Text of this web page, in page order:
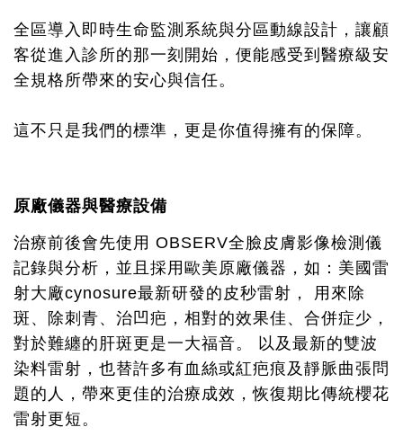
全區導入即時生命監測系統與分區動線設計，讓顧
客從進入診所的那一刻開始，便能感受到醫療級安
全規格所帶來的安心與信任。
這不只是我們的標準，更是你值得擁有的保障。
原廠儀器與醫療設備
治療前後會先使用 OBSERV全臉皮膚影像檢測儀
記錄與分析，並且採用歐美原廠儀器，如：美國雷
射大廠cynosure最新研發的皮秒雷射， 用來除
斑、除刺青、治凹疤，相對的效果佳、合併症少，
對於難纏的肝斑更是一大福音。 以及最新的雙波
染料雷射，也替許多有血絲或紅疤痕及靜脈曲張問
題的人，帶來更佳的治療成效，恢復期比傳統櫻花
雷射更短。